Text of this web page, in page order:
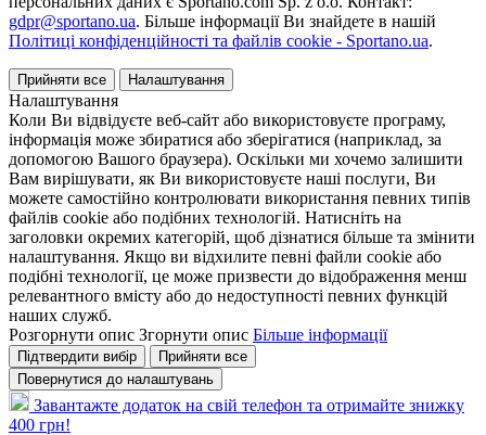
gdpr@sportano.ua. Більше інформації Ви знайдете в нашій
Політиці конфіденційності та файлів cookie - Sportano.ua.
Прийняти все Налаштування
Налаштування
Коли Ви відвідуєте веб-сайт або використовуєте програму,
інформація може збиратися або зберігатися (наприклад, за
допомогою Вашого браузера). Оскільки ми хочемо залишити
Вам вирішувати, як Ви використовуєте наші послуги, Ви
можете самостійно контролювати використання певних типів
файлів cookie або подібних технологій. Натисніть на
заголовки окремих категорій, щоб дізнатися більше та змінити
налаштування. Якщо ви відхилите певні файли cookie або
подібні технології, це може призвести до відображення менш
релевантного вмісту або до недоступності певних функцій
наших служб.
Розгорнути опис Згорнути опис Більше інформації
Підтвердити вибір
Прийняти все
Повернутися до налаштувань
Завантажте додаток на свій телефон та отримайте знижку
400 грн!